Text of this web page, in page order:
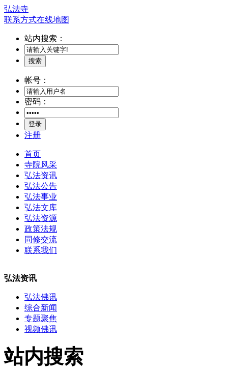
弘法寺
联系方式在线地图
站内搜索：
搜索
帐号：
密码：
登录
注册
首页
寺院风采
弘法资讯
弘法公告
弘法事业
弘法文库
弘法资源
政策法规
同修交流
联系我们
弘法资讯
弘法佛讯
综合新闻
专题聚焦
视频佛讯
站内搜索